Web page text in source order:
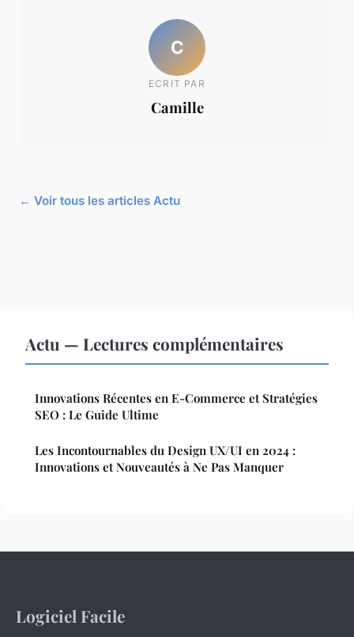
C
ECRIT PAR
Camille
← Voir tous les articles Actu
Actu — Lectures complémentaires
Innovations Récentes en E-Commerce et Stratégies
SEO : Le Guide Ultime
Les Incontournables du Design UX/UI en 2024 :
Innovations et Nouveautés à Ne Pas Manquer
Logiciel Facile